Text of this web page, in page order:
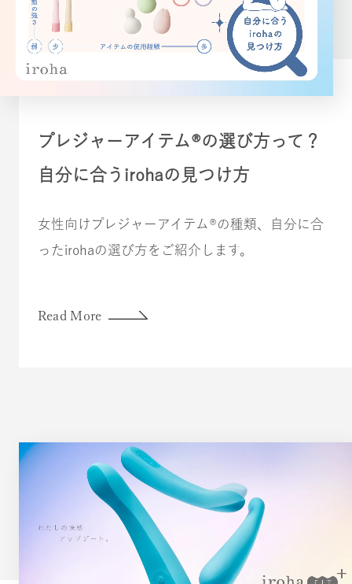
プレジャーアイテム®の選び方って？
自分に合うirohaの見つけ方
女性向けプレジャーアイテム®の種類、自分に合
ったirohaの選び方をご紹介します。
Read More